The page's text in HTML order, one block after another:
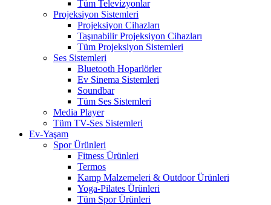
Tüm Televizyonlar
Projeksiyon Sistemleri
Projeksiyon Cihazları
Taşınabilir Projeksiyon Cihazları
Tüm Projeksiyon Sistemleri
Ses Sistemleri
Bluetooth Hoparlörler
Ev Sinema Sistemleri
Soundbar
Tüm Ses Sistemleri
Media Player
Tüm TV-Ses Sistemleri
Ev-Yaşam
Spor Ürünleri
Fitness Ürünleri
Termos
Kamp Malzemeleri & Outdoor Ürünleri
Yoga-Pilates Ürünleri
Tüm Spor Ürünleri